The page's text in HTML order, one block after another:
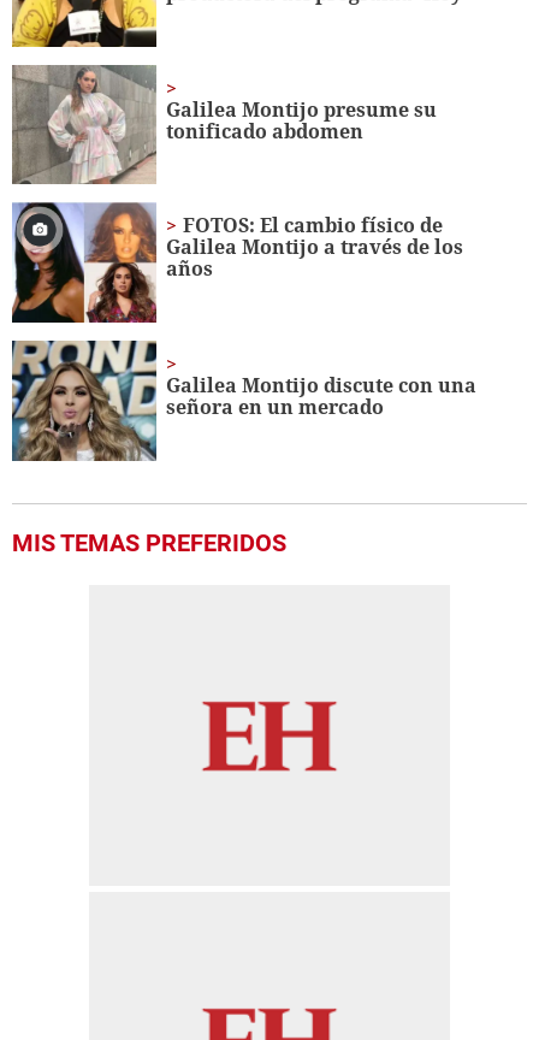
Galilea Montijo presume su
tonificado abdomen
FOTOS: El cambio físico de
Galilea Montijo a través de los
años
Galilea Montijo discute con una
señora en un mercado
MIS TEMAS PREFERIDOS